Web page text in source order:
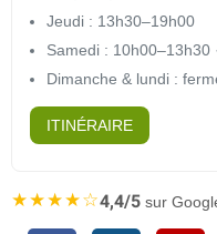
Jeudi : 13h30–19h00
Samedi : 10h00–13h30
Dimanche & lundi :
ITINÉRAIRE
★★★★☆4,4/5 sur